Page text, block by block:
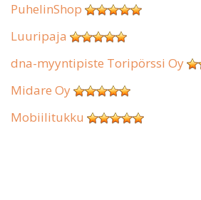
PuhelinShop
Luuripaja
dna-myyntipiste Toripörssi Oy
Midare Oy
Mobiilitukku